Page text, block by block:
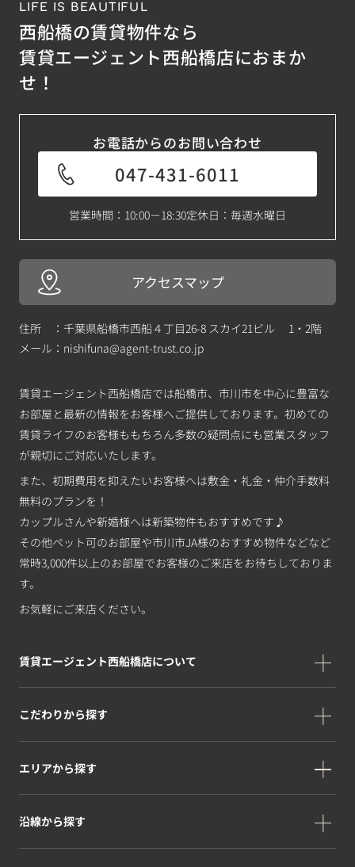
LIFE IS BEAUTIFUL
西船橋の賃貸物件なら
賃貸エージェント西船橋店におまか
せ！
お電話からのお問い合わせ
047-431-6011
営業時間：10:00－18:30定休日：毎週水曜日
アクセスマップ
住所 ：千葉県船橋市西船４丁目26-8 スカイ21ビル 1・2階
メール： nishifuna@agent-trust.co.jp
賃貸エージェント西船橋店では船橋市、市川市を中心に豊富な
お部屋と最新の情報をお客様へご提供しております。初めての
賃貸ライフのお客様ももちろん多数の疑問点にも営業スタッフ
が親切にご対応いたします。
また、初期費用を抑えたいお客様へは敷金・礼金・仲介手数料
無料のプランを！
カップルさんや新婚様へは新築物件もおすすめです♪
その他ペット可のお部屋や市川市JA様のおすすめ物件などなど
常時3,000件以上のお部屋でお客様のご来店をお待ちしておりま
す。
お気軽にご来店ください。
賃貸エージェント西船橋店について
こだわりから探す
エリアから探す
沿線から探す